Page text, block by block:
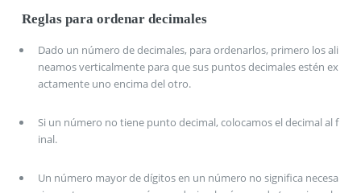
Reglas para ordenar decimales
Dado un número de decimales, para ordenarlos, primero los ali
neamos verticalmente para que sus puntos decimales estén ex
actamente uno encima del otro.
Si un número no tiene punto decimal, colocamos el decimal al f
inal.
Un número mayor de dígitos en un número no significa necesa